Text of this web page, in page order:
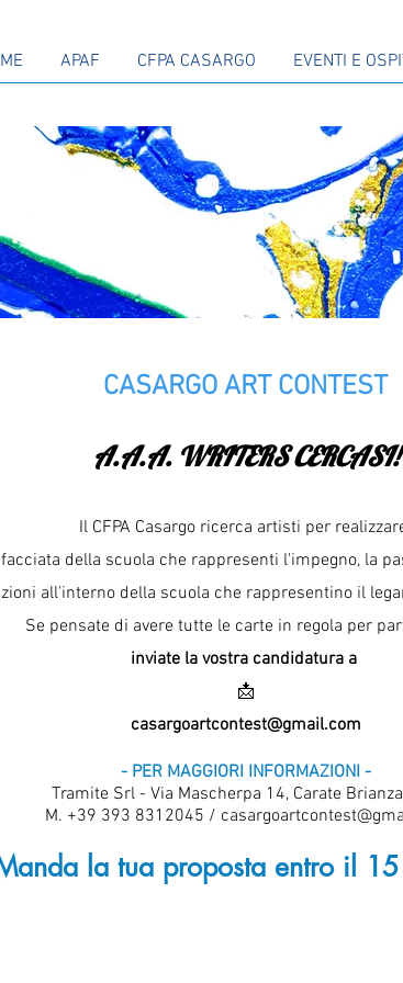
APAF CFPA CASARGO EVENTI E
CASARGO ART CONTEST
A.A.A. WRITERS CERCASI!
Il CFPA Casargo ricerca artisti per
della scuola che rappresenti l'impegno, la
all'interno della scuola che rappresentino il
Se pensate di avere tutte le carte in regola per
inviate la vostra candidatura a
📩
casargoartcontest@gmail.com
- PER MAGGIORI INFORMAZIONI -
Tramite Srl - Via Mascherpa 14, Carate
M. +39 393 8312045 /
la tua proposta entro il